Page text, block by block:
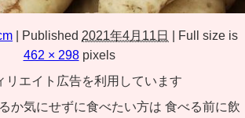
Published 2021年4月11日
Full size is
462 × 298pixels
エイト広告を利用しています
か気にせずに食べたい方は 食べる前に飲